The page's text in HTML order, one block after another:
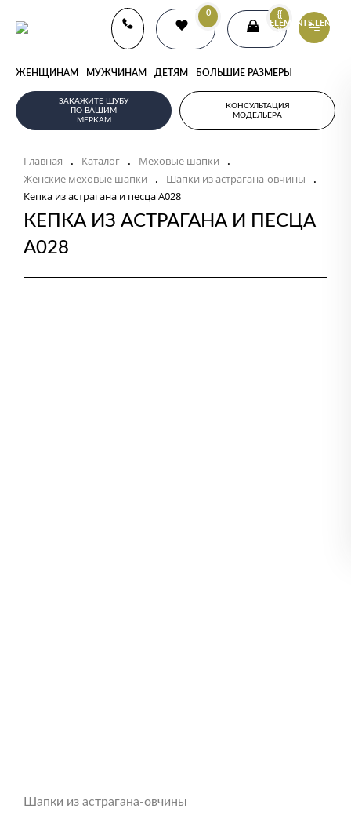
0
{{
ELEMENTS.LENGTH
}}
ЖЕНЩИНАМ МУЖЧИНАМ ДЕТЯМ БОЛЬШИЕ РАЗМЕРЫ
ЗАКАЖИТЕ ШУБУ
ПО ВАШИМ
МЕРКАМ
КОНСУЛЬТАЦИЯ
МОДЕЛЬЕРА
Главная . Каталог . Меховые шапки .
Женские меховые шапки . Шапки из астрагана-овчины .
Кепка из астрагана и песца А028
КЕПКА ИЗ АСТРАГАНА И ПЕСЦА
А028
Шапки из астрагана-овчины